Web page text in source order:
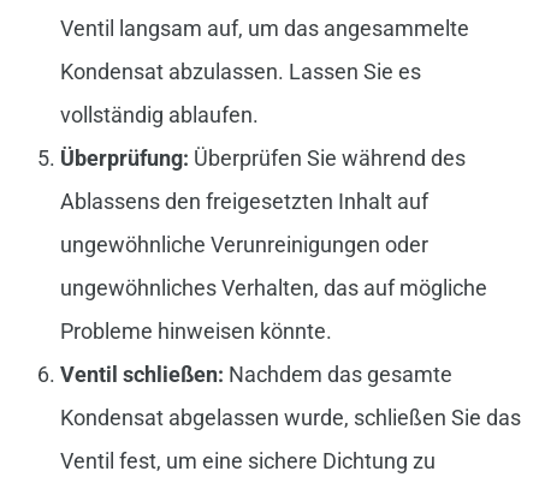
Ventil langsam auf, um das angesammelte
Kondensat abzulassen. Lassen Sie es
vollständig ablaufen.
Überprüfung: Überprüfen Sie während des
Ablassens den freigesetzten Inhalt auf
ungewöhnliche Verunreinigungen oder
ungewöhnliches Verhalten, das auf mögliche
Probleme hinweisen könnte.
Ventil schließen: Nachdem das gesamte
Kondensat abgelassen wurde, schließen Sie das
Ventil fest, um eine sichere Dichtung zu